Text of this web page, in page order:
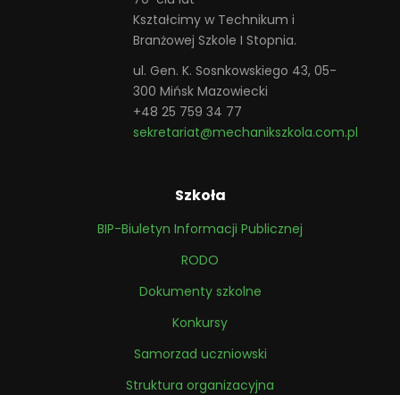
Kształcimy w Technikum i
Branżowej Szkole I Stopnia.
ul. Gen. K. Sosnkowskiego 43, 05-
300 Mińsk Mazowiecki
+48 25 759 34 77
sekretariat@mechanikszkola.com.pl
Szkoła
BIP-Biuletyn Informacji Publicznej
RODO
Dokumenty szkolne
Konkursy
Samorzad uczniowski
Struktura organizacyjna